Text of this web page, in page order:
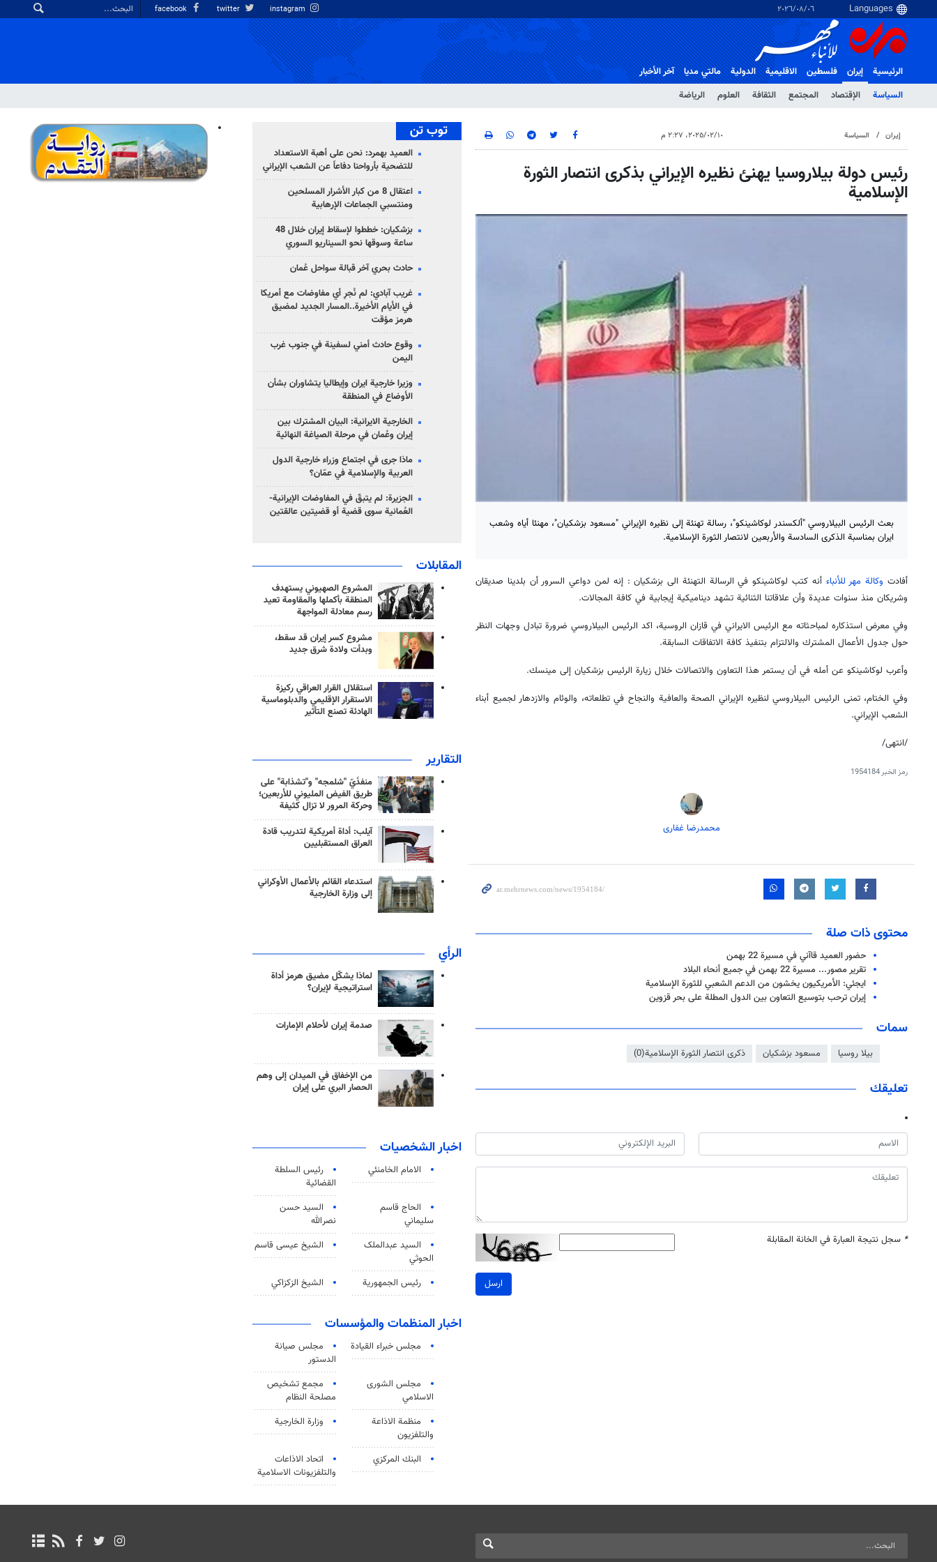
٠٦‏/٠٨‏/٢٠٢٦
الرئيسية
إيران
السياسة
الإقتصاد المجتمع الثقافة العلوم الرياضة
فلسطین الاقلیمیة الدولية مالتي مدیا آخر الأخبار
إيران السياسة ١٠‏/٠٢‏/٢٠٢٥، ٢:٢٧ م
رئيس دولة بيلاروسيا يهنئ نظيره الإيراني بذكرى انتصار الثورة
الإسلامية
بعث الرئيس البيلاروسي "ألكسندر لوكاشينكو"، رسالة تهنئة إلى نظيره الإيراني "مسعود بزشكيان"، مهنئا أياه وشعب
ايران بمناسبة الذكرى السادسة والأربعين لانتصار الثورة الإسلامية.
أفادت وكالة مهر للأنباء أنه كتب لوكاشينكو في الرسالة التهنئة الى بزشكيان : إنه لمن دواعي السرور أن بلدينا صديقان
وشريكان منذ سنوات عديدة وأن علاقاتنا الثنائية تشهد ديناميكية إيجابية في كافة المجالات.
وفي معرض استذكاره لمباحثاته مع الرئيس الايراني في قازان الروسية، اكد الرئيس البيلاروسي ضرورة تبادل وجهات النظر
حول جدول الأعمال المشترك والالتزام بتنفيذ كافة الاتفاقات السابقة.
وأعرب لوكاشينكو عن أمله في أن يستمر هذا التعاون والاتصالات خلال زيارة الرئيس بزشكيان إلى مينسك.
وفي الختام، تمنى الرئيس البيلاروسي لنظيره الإيراني الصحة والعافية والنجاح في تطلعاته، والوئام والازدهار لجميع أبناء
الشعب الإيراني.
/انتهى/
رمز الخبر1954184
محمدرضا غفاری
محتوى ذات صلة
حضور العميد قاآني في مسيرة 22 بهمن
تقرير مصور... مسيرة 22 بهمن في جميع أنحاء البلاد
ايجئي: الأمريكيون يخشون من الدعم الشعبي للثورة الإسلامية
إيران ترحب بتوسيع التعاون بين الدول المطلة على بحر قزوين
سمات
بيلا روسيا مسعود بزشكيان ذكرى انتصار الثورة الإسلامية(0)
تعليقك
* سجل نتيجة العبارة في الخانة المقابلة
ارسل
توب تن
العميد بهمرد: نحن على أهبة الاستعداد
للتضحية بأرواحنا دفاعاً عن الشعب الإيراني
اعتقال 8 من كبار الأشرار المسلحين
ومنتسبي الجماعات الإرهابية
بزشكيان: خططوا لإسقاط إيران خلال 48
ساعة وسوقها نحو السيناريو السوري
حادث بحري آخر قبالة سواحل عُمان
غريب آبادي: لم نُجرِ أي مفاوضات مع أمريكا
في الأيام الأخيرة..المسار الجديد لمضيق
هرمز مؤقت
وقوع حادث أمني لسفينة في جنوب غرب
اليمن
وزيرا خارجية ايران وإيطاليا يتشاوران بشأن
الأوضاع في المنطقة
الخارجية الايرانية: البيان المشترك بين
إيران وعُمان في مرحلة الصياغة النهائية
ماذا جرى في اجتماع وزراء خارجية الدول
العربية والإسلامية في عمّان؟
الجزيرة: لم يتبقّ في المفاوضات الإيرانية-
العُمانية سوى قضية أو قضيتين عالقتين
المقابلات
المشروع الصهيوني يستهدف
المنطقة بأكملها والمقاومة تعيد
رسم معادلة المواجهة
مشروع كسر إيران قد سقط،
وبدأت ولادة شرق جديد
استقلال القرار العراقي ركيزة
الاستقرار الإقليمي والدبلوماسية
الهادئة تصنع التأثير
التقارير
منفذَيّ "شلمجه" و"تشذابة" على
طريق الفيض المليوني للأربعين؛
وحركة المرور لا تزال كثيفة
آيلب: أداة أمريكية لتدريب قادة
العراق المستقبليين
استدعاء القائم بالأعمال الأوكراني
إلى وزارة الخارجية
الرأي
لماذا يشكّل مضيق هرمز أداة
استراتيجية لإيران؟
صدمة إيران لأحلام الإمارات
من الإخفاق في الميدان إلى وهم
الحصار البري على إيران
اخبار الشخصيات
الامام الخامنئي
رئیس السلطة
القضائیة
الحاج قاسم
سليماني
السيد حسن
نصرالله
السید عبدالملک
الحوثي
الشيخ عيسى قاسم
رئيس الجمهورية الشيخ الزكزاكي
اخبار المنظمات والمؤسسات
مجلس خبراء القيادة
مجلس صيانة
الدستور
مجلس الشورى
الاسلامي
مجمع تشخيص
مصلحة النظام
منظمة الاذاعة
والتلفزیون
وزارة الخارجية
البنك المركزي
اتحاد الاذاعات
والتلفزيونات الاسلامية